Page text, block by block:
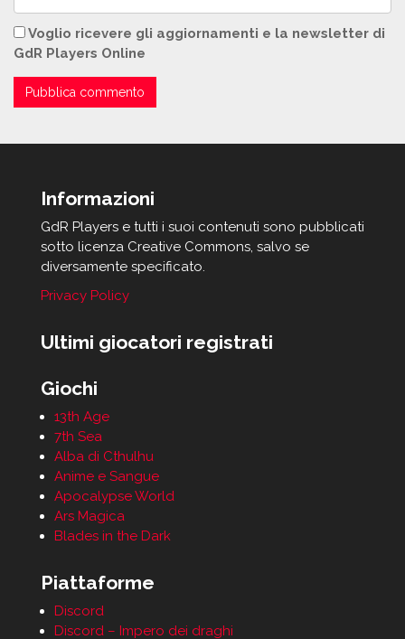
Voglio ricevere gli aggiornamenti e la newsletter di
GdR Players Online
Informazioni
GdR Players e tutti i suoi contenuti sono pubblicati
sotto licenza Creative Commons, salvo se
diversamente specificato.
Privacy Policy
Ultimi giocatori registrati
Giochi
13th Age
7th Sea
Alba di Cthulhu
Anime e Sangue
Apocalypse World
Ars Magica
Blades in the Dark
Piattaforme
Discord
Discord – Impero dei draghi